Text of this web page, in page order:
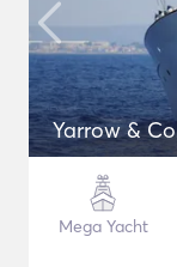
Yarrow &
Mega Yacht